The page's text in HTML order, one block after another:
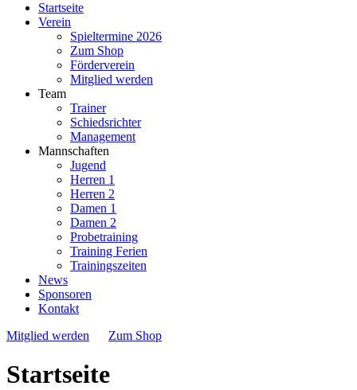
Startseite
Verein
Spieltermine 2026
Zum Shop
Förderverein
Mitglied werden
Team
Trainer
Schiedsrichter
Management
Mannschaften
Jugend
Herren 1
Herren 2
Damen 1
Damen 2
Probetraining
Training Ferien
Trainingszeiten
News
Sponsoren
Kontakt
Mitglied werden
Zum Shop
Startseite